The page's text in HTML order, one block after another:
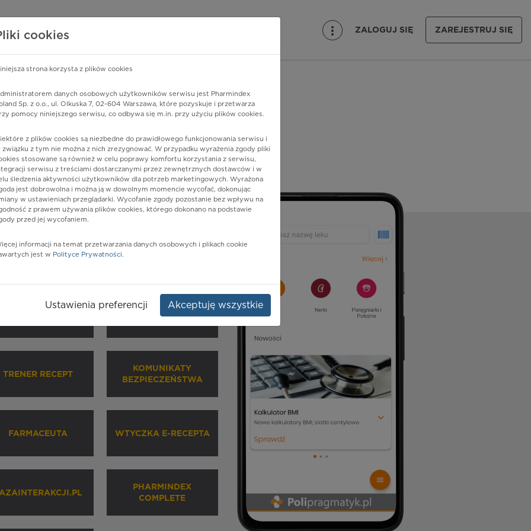
o lekach
PHARMINDEX ZALOGUJ SIĘ ZAREJESTRUJ SIĘ
ochrony zdrowia
INHALATORY
TRENER RECEPT
KOMUNIKATY
BEZPIECZEŃSTWA
FARMACEUTA WTYCZKA E-RECEPTA
PHARMINDEX
COMPLETE
cookies
strona korzysta z plików cookies
danych osobowych użytkowników serwisu jest Pharmindex
Sp. z o.o., ul. Olkuska 7, 02-604 Warszawa, które pozyskuje i przetwarza
pomocy niniejszego serwisu, co odbywa się m.in. przy użyciu plików cookies.
z plików cookies są niezbędne do prawidłowego funkcjonowania serwisu i
związku z tym nie można z nich zrezygnować. W przypadku wyrażenia zgody pliki
stosowane są również w celu poprawy komfortu korzystania z serwisu,
serwisu z treściami dostarczanymi przez zewnętrznych dostawców i w
śledzenia aktywności użytkowników dla potrzeb marketingowych. Wyrażona
jest dobrowolna i można ją w dowolnym momencie wycofać, dokonując
w ustawieniach przeglądarki. Wycofanie zgody pozostanie bez wpływu na
z prawem używania plików cookies, którego dokonano na podstawie
przed jej wycofaniem.
informacji na temat przetwarzania danych osobowych i plikach cookie
jest w Polityce Prywatności.
Ustawienia preferencji Akceptuję wszystkie